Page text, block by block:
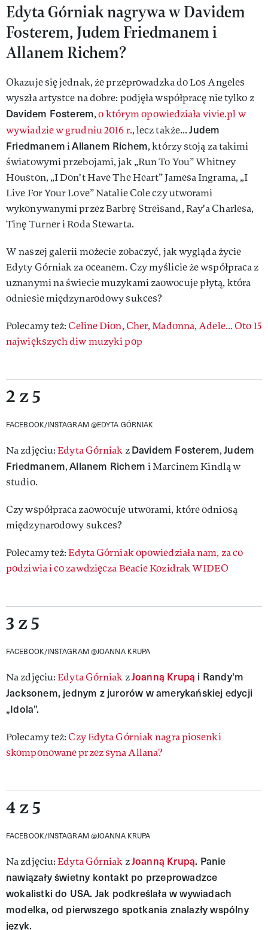
Edyta Górniak nagrywa w Davidem
Fosterem, Judem Friedmanem i
Allanem Richem?
Okazuje się jednak, że przeprowadzka do Los Angeles
wyszła artystce na dobre: podjęła współpracę nie tylko z
Davidem Fosterem,o którym opowiedziała vivie.pl w
wywiadzie w grudniu 2016 r., lecz także...Judem
FriedmanemiAllanem Richem, którzy stoją za takimi
światowymi przebojami, jak „Run To You” Whitney
Houston, „I Don't Have The Heart” Jamesa Ingrama, „I
Live For Your Love” Natalie Cole czy utworami
wykonywanymi przez Barbrę Streisand, Ray'a Charlesa,
Tinę Turner i Roda Stewarta.
W naszej galerii możecie zobaczyć, jak wygląda życie
Edyty Górniak za oceanem. Czy myślicie że współpraca z
uznanymi na świecie muzykami zaowocuje płytą, która
odniesie międzynarodowy sukces?
Polecamy też: Celine Dion, Cher, Madonna, Adele... Oto 15
największych diw muzyki pop
2 z 5
FACEBOOK/INSTAGRAM @EDYTA GÓRNIAK
Na zdjęciu:Edyta Górniak zDavidem Fosterem,Judem
Friedmanem,Allanem Richemi Marcinem Kindlą w
studio.
Czy współpraca zaowocuje utworami, które odniosą
międzynarodowy sukces?
Polecamy też:Edyta Górniak opowiedziała nam, za co
podziwia i co zawdzięcza Beacie Kozidrak WIDEO
3 z 5
FACEBOOK/INSTAGRAM @JOANNA KRUPA
Na zdjęciu:Edyta Górniak zJoanną Krupą i Randy'm
Jacksonem, jednym z jurorów w amerykańskiej edycji
„Idola”.
Polecamy też: Czy Edyta Górniak nagra piosenki
skomponowane przez syna Allana?
4 z 5
FACEBOOK/INSTAGRAM @JOANNA KRUPA
Na zdjęciu:Edyta Górniak zJoanną Krupą. Panie
nawiązały świetny kontakt po przeprowadzce
wokalistki do USA. Jak podkreślała w wywiadach
modelka, od pierwszego spotkania znalazły wspólny
język.